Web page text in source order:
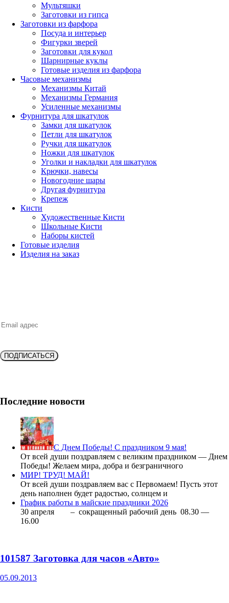
Мультяшки
Заготовки из гипса
Заготовки из фарфора
Посуда и интерьер
Фигурки зверей
Заготовки для кукол
Шарнирные куклы
Готовые изделия из фарфора
Часовые механизмы
Механизмы Китай
Механизмы Германия
Усиленные механизмы
Фурнитура для шкатулок
Замки для шкатулок
Петли для шкатулок
Ручки для шкатулок
Ножки для шкатулок
Уголки и накладки для шкатулок
Крючки, навесы
Новогодние шары
Другая фурнитура
Крепеж
Кисти
Художественные Кисти
Школьные Кисти
Наборы кистей
Готовые изделия
Изделия на заказ
ПОДПИСАТЬСЯ
Последние новости
С Днем Победы! С праздником 9 мая!
От всей души поздравляем с великим праздником — Днем
Победы! Желаем мира, добра и безграничного
МИР! ТРУД! МАЙ!
От всей души поздравляем вас с Первомаем! Пусть этот
день наполнен будет радостью, солнцем и
График работы в майские праздники 2026
30 апреля – сокращенный рабочий день 08.30 —
16.00
101587 Заготовка для часов «Авто»
05.09.2013